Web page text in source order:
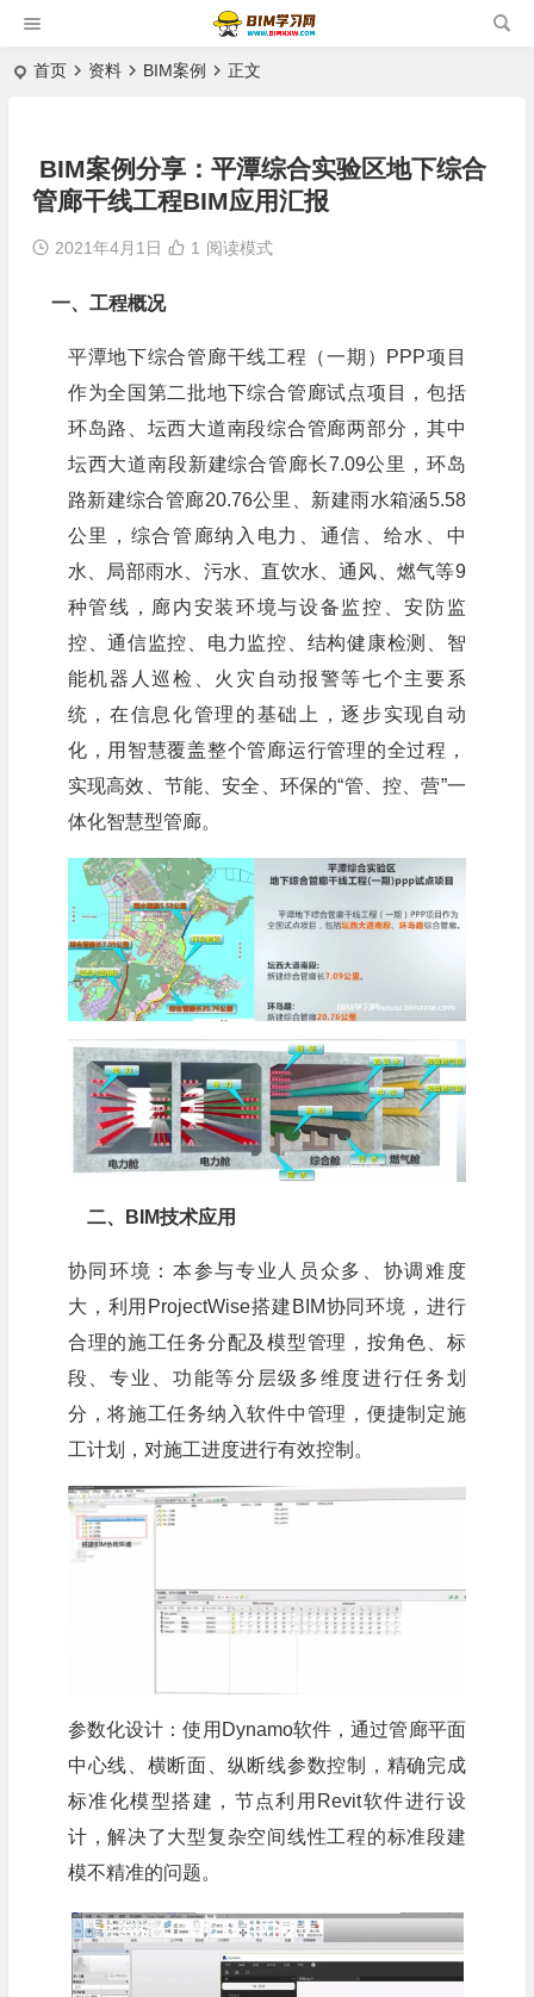
首页 资料 BIM案例 正文
BIM案例分享：平潭综合实验区地下综合
管廊干线工程BIM应用汇报
2021年4月1日 1 阅读模式
一、工程概况
平潭地下综合管廊干线工程（一期）PPP项目
作为全国第二批地下综合管廊试点项目，包括
环岛路、坛西大道南段综合管廊两部分，其中
坛西大道南段新建综合管廊长7.09公里，环岛
路新建综合管廊20.76公里、新建雨水箱涵5.58
公里，综合管廊纳入电力、通信、给水、中
水、局部雨水、污水、直饮水、通风、燃气等9
种管线，廊内安装环境与设备监控、安防监
控、通信监控、电力监控、结构健康检测、智
能机器人巡检、火灾自动报警等七个主要系
统，在信息化管理的基础上，逐步实现自动
化，用智慧覆盖整个管廊运行管理的全过程，
实现高效、节能、安全、环保的“管、控、营”一
体化智慧型管廊。
二、BIM技术应用
协同环境：本参与专业人员众多、协调难度
大，利用ProjectWise搭建BIM协同环境，进行
合理的施工任务分配及模型管理，按角色、标
段、专业、功能等分层级多维度进行任务划
分，将施工任务纳入软件中管理，便捷制定施
工计划，对施工进度进行有效控制。
参数化设计：使用Dynamo软件，通过管廊平面
中心线、横断面、纵断线参数控制，精确完成
标准化模型搭建，节点利用Revit软件进行设
计，解决了大型复杂空间线性工程的标准段建
模不精准的问题。